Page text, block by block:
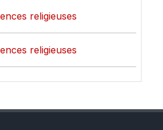
religieuses
religieuses